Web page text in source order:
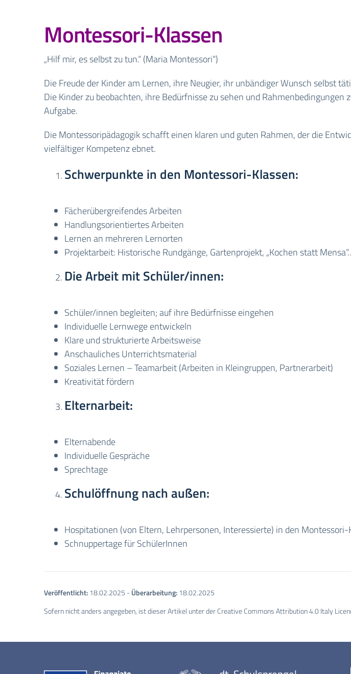
Montessori-Klassen
„Hilf mir, es selbst zu tun.“ (Maria Montessori“)
Die Freude der Kinder am Lernen, ihre Neugier, ihr unbändiger Wunsch selbst
Die Kinder zu beobachten, ihre Bedürfnisse zu sehen und
Aufgabe.
Die Montessoripädagogik schafft einen klaren und guten Rahmen, der die
vielfältiger Kompetenz ebnet.
Schwerpunkte in den Montessori-Klassen:
Fächerübergreifendes Arbeiten
Handlungsorientiertes Arbeiten
Lernen an mehreren Lernorten
Projektarbeit: Historische Rundgänge, Gartenprojekt, „Kochen statt
Die Arbeit mit Schüler/innen:
Schüler/innen begleiten; auf ihre Bedürfnisse eingehen
Individuelle Lernwege entwickeln
Klare und strukturierte Arbeitsweise
Anschauliches Unterrichtsmaterial
Soziales Lernen – Teamarbeit (Arbeiten in Kleingruppen, Partnerarbeit)
Kreativität fördern
Elternarbeit:
Elternabende
Individuelle Gespräche
Sprechtage
Schulöffnung nach außen:
Hospitationen (von Eltern, Lehrpersonen, Interessierte) in den Montessori-
Schnuppertage für SchülerInnen
Veröffentlicht:18.02.2025 -Überarbeitung:18.02.2025
Sofern nicht anders angegeben, ist dieser Artikel unter der Creative Commons Attribution 4.0 Italy